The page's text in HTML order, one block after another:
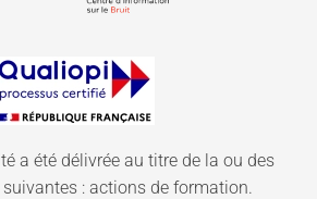
a été délivrée au titre de la ou des
: actions de formation.